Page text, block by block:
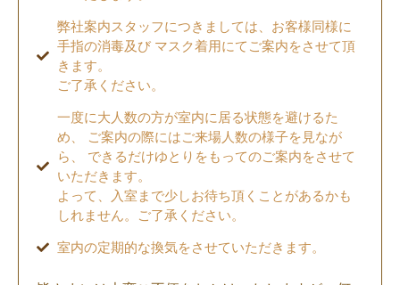
弊社案内スタッフにつきましては、お客様同様に
手指の消毒及び マスク着用にてご案内をさせて頂
きます。
ご了承ください。
一度に大人数の方が室内に居る状態を避けるた
め、 ご案内の際にはご来場人数の様子を見なが
ら、 できるだけゆとりをもってのご案内をさせて
いただきます。
よって、入室まで少しお待ち頂くことがあるかも
しれません。ご了承ください。
室内の定期的な換気をさせていただきます。